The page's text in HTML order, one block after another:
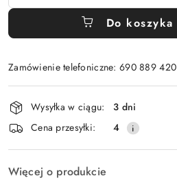
Do koszyka
Zamówienie telefoniczne: 690 889 420
Wyślij
Dostępność
i
dostawa
Wysyłka w ciągu:
3 dni
Cena przesyłki:
4
Więcej o produkcie